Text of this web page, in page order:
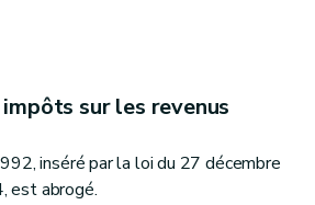
sur les revenus
inséré par la loi du 27 décembre
est abrogé.